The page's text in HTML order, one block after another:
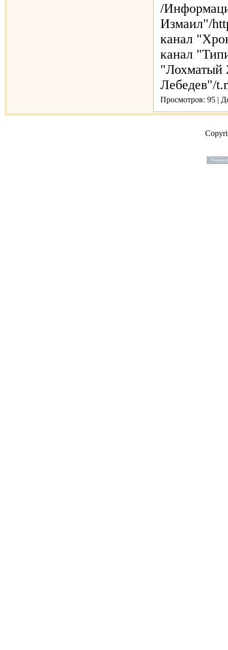
/
Измаил"/
канал
канал
"Лохматый
Лебедев"/
Просмотров: 95 |